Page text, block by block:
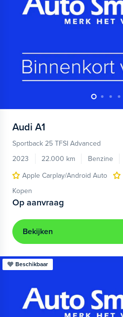
Audi A1
Sportback 25 TFSI Advanced
2023
22.000 km Benzine
Apple Carplay/Android Auto
Kopen
Op aanvraag
Bekijken
Beschikbaar